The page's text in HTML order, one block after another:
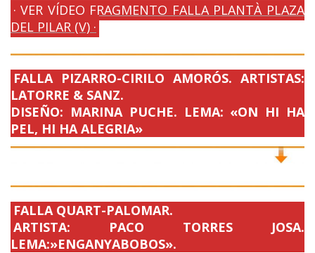
· VER VÍDEO FRAGMENTO FALLA PLANTÀ PLAZA
DEL PILAR (V) ·
FALLA PIZARRO-CIRILO AMORÓS. ARTISTAS:
LATORRE & SANZ.
DISEÑO: MARINA PUCHE. LEMA: «ON HI HA
PEL, HI HA ALEGRIA»
FALLA QUART-PALOMAR.
ARTISTA: PACO TORRES JOSA.
LEMA:»ENGANYABOBOS».